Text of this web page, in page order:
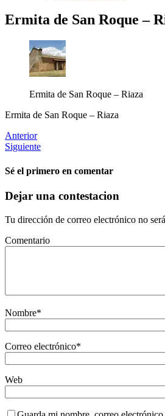
Ermita de San Roque –
Ermita de San Roque – Riaza
Ermita de San Roque – Riaza
Anterior
Siguiente
Sé el primero en comentar
Dejar una contestacion
Tu dirección de correo electrónico no
Comentario
Nombre*
Correo electrónico*
Web